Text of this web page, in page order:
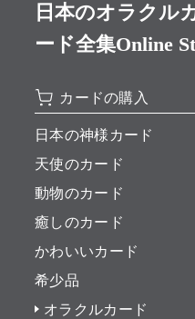
日本のオラクル
ード全集Online
カードの購入
日本の神様カード
天使のカード
動物のカード
癒しのカード
かわいいカード
希少品
オラクルカード